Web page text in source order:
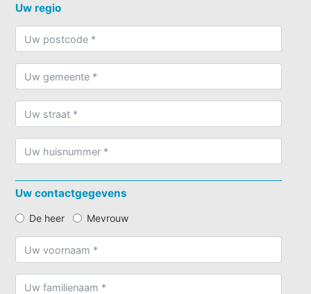
Uw regio
Uw contactgegevens
De heer Mevrouw